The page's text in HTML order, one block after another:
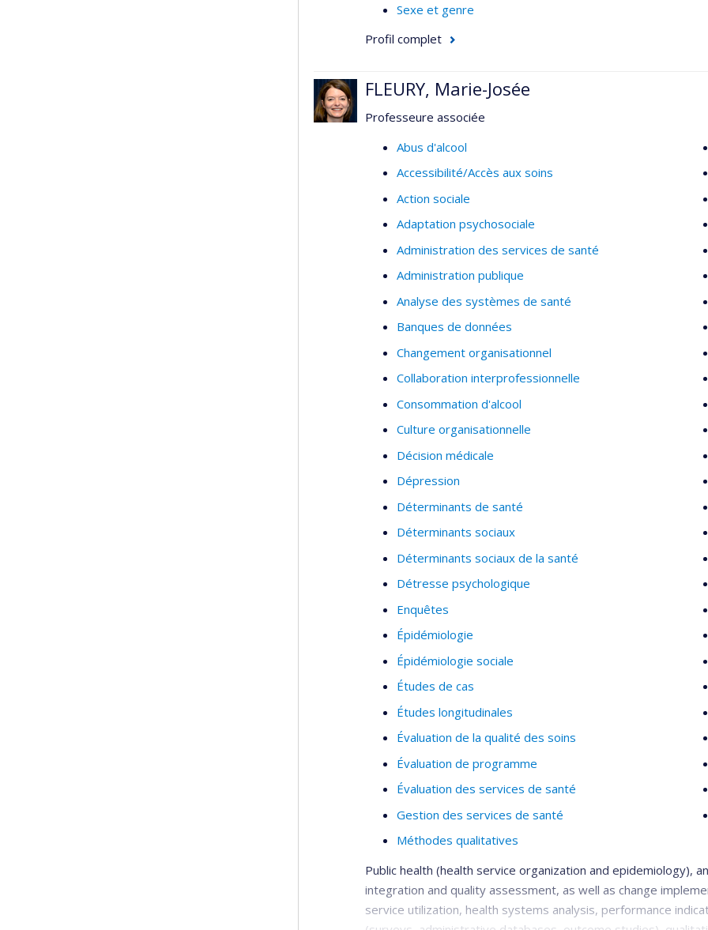
Sexe et genre
Profil complet
FLEURY, Marie-Josée
Professeure associée
Abus d'alcool
Accessibilité/Accès aux soins
Action sociale
Adaptation psychosociale
Administration des services de santé
Administration publique
Analyse des systèmes de santé
Banques de données
Changement organisationnel
Collaboration interprofessionnelle
Consommation d'alcool
Culture organisationnelle
Décision médicale
Dépression
Déterminants de santé
Déterminants sociaux
Déterminants sociaux de la santé
Détresse psychologique
Enquêtes
Épidémiologie
Épidémiologie sociale
Études de cas
Études longitudinales
Évaluation de la qualité des soins
Évaluation de programme
Évaluation des services de santé
Gestion des services de santé
Méthodes qualitatives
Public health (health service organization and epidemiology),
integration and quality assessment, as well as change
service utilization, health systems analysis, performance